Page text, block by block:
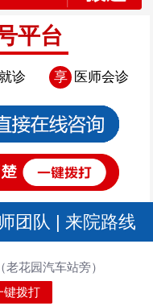
平台
诊 享 医师会诊
团队 | 来院路线
花园汽车站旁）
键拨打